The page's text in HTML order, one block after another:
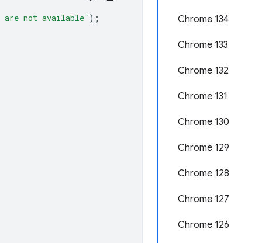
Chrome 134
Chrome 133
Chrome 132
Chrome 131
Chrome 130
Chrome 129
Chrome 128
Chrome 127
Chrome 126
are not available` );